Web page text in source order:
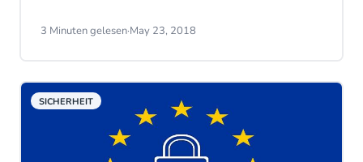
sollten Sie eine Kurzwahlnummer oder
Kommunikation sowie Ihrer Zielgruppe ab.
Finden Sie in diesem Vergleich zwischen
Kurz- und Langwahlnummern heraus, was
Sie wählen sollten.
3 Minuten gelesen·May 23, 2018
SICHERHEIT